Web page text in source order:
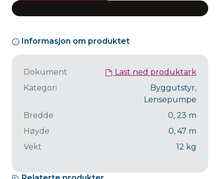
Informasjon om produktet
Dokument
Last ned produktark
Kategori
Byggutstyr,
Lensepumpe
Bredde
0, 23 m
Høyde
0, 47 m
Vekt
12 kg